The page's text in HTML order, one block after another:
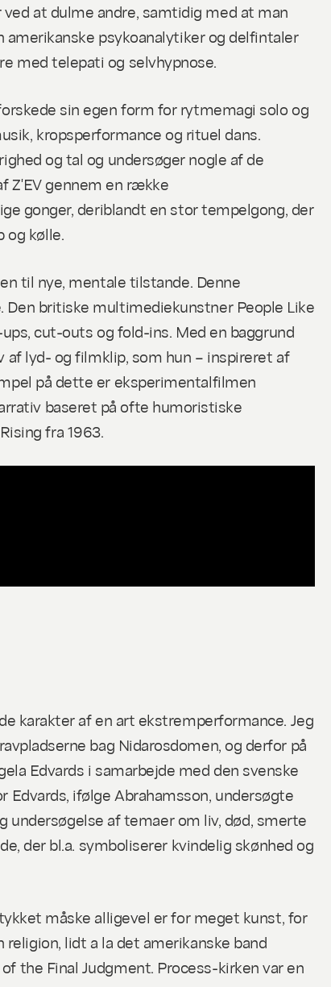
at dulme andre, samtidig med at man
psykoanalytiker og delfintaler
med telepati og selvhypnose.
sin egen form for rytmemagi solo og
kropsperformance og rituel dans.
og tal og undersøger nogle af de
Z'EV gennem en række
gonger, deriblandt en stor tempelgong, der
og kølle.
til nye, mentale tilstande. Denne
britiske multimediekunstner People Like
, cut-outs ogfold-ins. Med en baggrund
lyd- og filmklip, som hun – inspireret af
på dette er eksperimentalfilmen
baseret på ofte humoristiske
fra 1963.
karakter af en art ekstremperformance. Jeg
bag Nidarosdomen, og derfor på
Edvards i samarbejde med den svenske
Edvards, ifølge Abrahamsson, undersøgte
af temaer om liv, død, smerte
der bl.a. symboliserer kvindelig skønhed og
måske alligevel er for meget kunst, for
lidt a la det amerikanske band
the Final Judgment. Process-kirken var en